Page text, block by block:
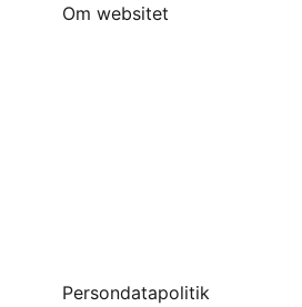
Om websitet
Persondatapolitik